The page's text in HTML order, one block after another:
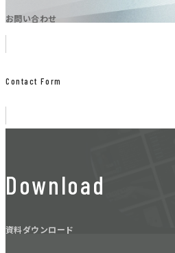
お問い合わせ
Contact Form
Download
資料ダウンロード